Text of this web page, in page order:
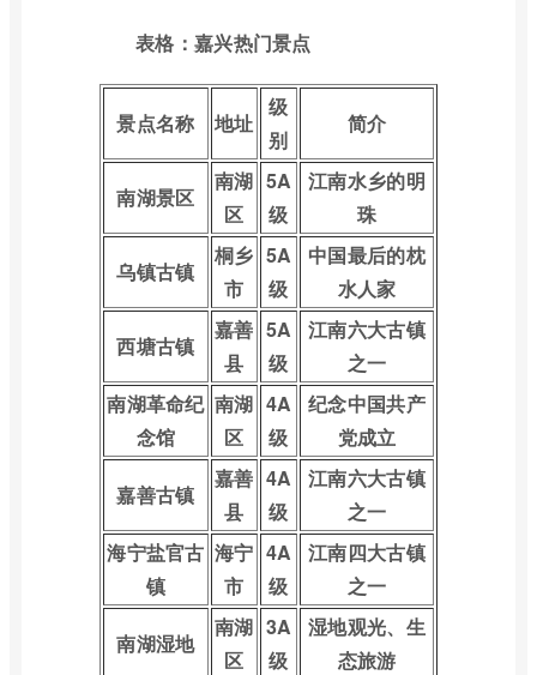
表格：嘉兴热门景点
景点名称 地址
级
别
简介
南湖景区
南湖
区
5A
级
江南水乡的明
珠
乌镇古镇
桐乡
市
5A
级
中国最后的枕
水人家
西塘古镇
嘉善
县
5A
级
江南六大古镇
之一
南湖革命纪
念馆
南湖
区
4A
级
纪念中国共产
党成立
嘉善古镇
嘉善
县
4A
级
江南六大古镇
之一
海宁盐官古
镇
海宁
市
4A
级
江南四大古镇
之一
南湖湿地
南湖
区
3A
级
湿地观光、生
态旅游